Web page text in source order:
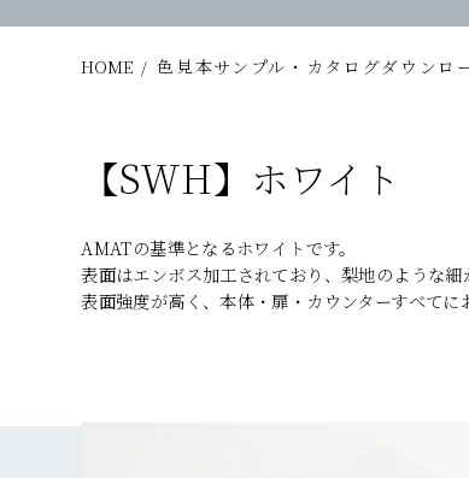
HOME / 色見本サンプル・カタログダウンロ
【SWH】ホワイト
AMATの基準となるホワイトです。
表面はエンボス加工されており、梨地のような細
表面強度が高く、本体・扉・カウンターすべてに